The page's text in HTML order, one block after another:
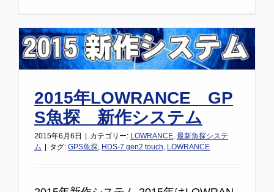
2015年LOWRANCE GP
S魚探 新作システム
2015年6月6日 | カテゴリー: LOWRANCE 最新魚探システ
ム | タグ: GPS魚探 HDS-7 gen2 touch LOWRANCE